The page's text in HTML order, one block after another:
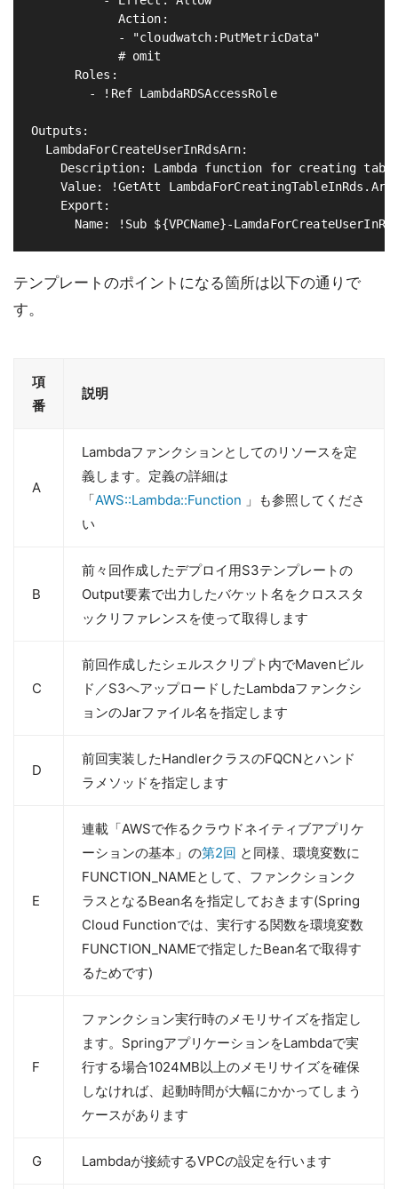
            Action:
            - "cloudwatch:PutMetricData"
            # omit
      Roles:
        - !Ref LambdaRDSAccessRole
Outputs:
  LambdaForCreateUserInRdsArn:
Description: Lambda function for creating
    Value: !GetAtt LambdaForCreatingTableInRds.Arn
    Export:
テンプレートのポイントになる箇所は以下の通りで
す。
項
番
説明
A
Lambdaファンクションとしてのリソースを定
義します。定義の詳細は
「AWS::Lambda::Function 」も参照してくださ
い
B
前々回作成したデプロイ用S3テンプレートの
Output要素で出力したバケット名をクロススタ
ックリファレンスを使って取得します
C
前回作成したシェルスクリプト内でMavenビル
ド／S3へアップロードしたLambdaファンクシ
ョンのJarファイル名を指定します
D
前回実装したHandlerクラスのFQCNとハンド
ラメソッドを指定します
E
連載「AWSで作るクラウドネイティブアプリケ
ーションの基本」の第2回 と同様、環境変数に
FUNCTION_NAMEとして、ファンクションク
ラスとなるBean名を指定しておきます(Spring
Cloud Functionでは、実行する関数を環境変数
FUNCTION_NAMEで指定したBean名で取得す
るためです)
F
ファンクション実行時のメモリサイズを指定し
ます。SpringアプリケーションをLambdaで実
行する場合1024MB以上のメモリサイズを確保
しなければ、起動時間が大幅にかかってしまう
ケースがあります
G Lambdaが接続するVPCの設定を行います